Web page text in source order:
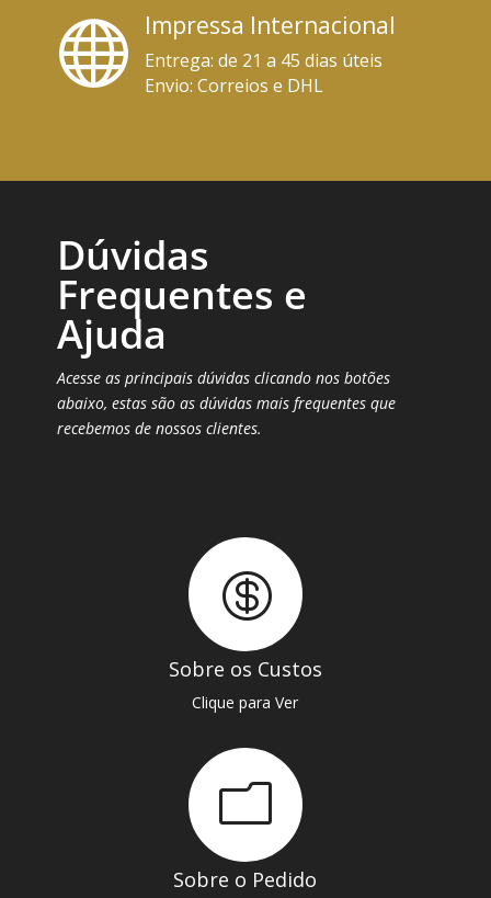
 Impressa Internacional
Entrega: de 21 a 45 dias úteis
Envio: Correios e DHL
Dúvidas
Frequentes e
Ajuda
Acesse as principais dúvidas clicando nos botões
abaixo, estas são as dúvidas mais frequentes que
recebemos de nossos clientes.

Sobre os Custos
Clique para Ver
m
Sobre o Pedido